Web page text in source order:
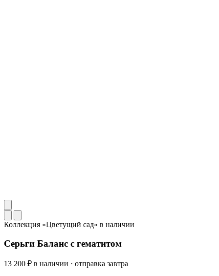
Коллекция «Цветущий сад» в наличии
Серьги Баланс с гематитом
13 200 ₽ в наличии · отправка завтра